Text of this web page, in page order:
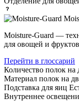
Moisture-Guard —
для овощей и
Перейти в глоссарий
Количество полок на
Материал полок на
Подставка для яиц
Внутреннее